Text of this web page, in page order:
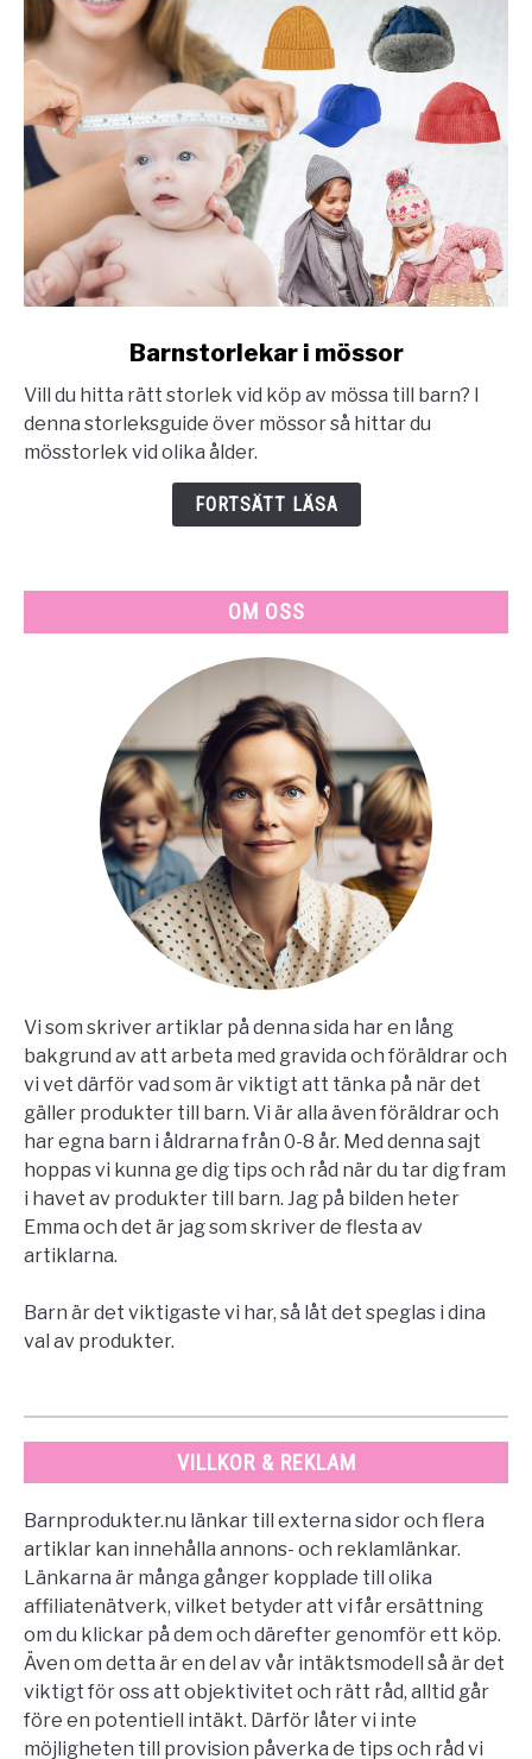
Barnstorlekar
i
mössor
Barnstorlekar i mössor
Vill du hitta rätt storlek vid köp av mössa till barn? I
denna storleksguide över mössor så hittar du
mösstorlek vid olika ålder.
FORTSÄTT LÄSA
OM OSS
Vi som skriver artiklar på denna sida har en lång
bakgrund av att arbeta med gravida och föräldrar och
vi vet därför vad som är viktigt att tänka på när det
gäller produkter till barn. Vi är alla även föräldrar och
har egna barn i åldrarna från 0-8 år. Med denna sajt
hoppas vi kunna ge dig tips och råd när du tar dig fram
i havet av produkter till barn. Jag på bilden heter
Emma och det är jag som skriver de flesta av
artiklarna.
Barn är det viktigaste vi har, så låt det speglas i dina
val av produkter.
VILLKOR & REKLAM
Barnprodukter.nu länkar till externa sidor och flera
artiklar kan innehålla annons- och reklamlänkar.
Länkarna är många gånger kopplade till olika
affiliatenätverk, vilket betyder att vi får ersättning
om du klickar på dem och därefter genomför ett köp.
Även om detta är en del av vår intäktsmodell så är det
viktigt för oss att objektivitet och rätt råd, alltid går
före en potentiell intäkt. Därför låter vi inte
möjligheten till provision påverka de tips och råd vi